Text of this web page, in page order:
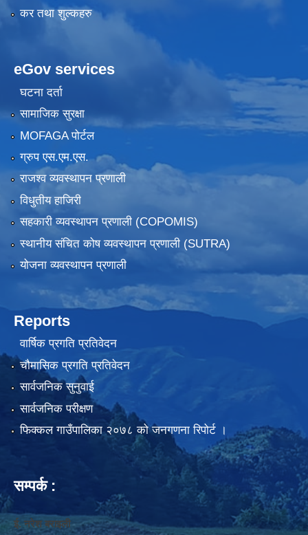
कर तथा शुल्कहरु
eGov services
घटना दर्ता
सामाजिक सुरक्षा
MOFAGA पोर्टल
ग्रुप एस.एम.एस.
राजश्व व्यवस्थापन प्रणाली
विधुतीय हाजिरी
सहकारी व्यवस्थापन प्रणाली (COPOMIS)
स्थानीय संचित कोष व्यवस्थापन प्रणाली (SUTRA)
योजना व्यवस्थापन प्रणाली
Reports
वार्षिक प्रगति प्रतिवेदन
चौमासिक प्रगति प्रतिवेदन
सार्वजनिक सुनुवाई
सार्वजनिक परीक्षण
फिक्कल गाउँपालिका २०७८ को जनगणना रिपोर्ट ।
सम्पर्क :
ई. नरेश बराइली